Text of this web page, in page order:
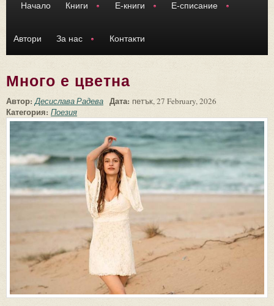
Начало Книги Е-книги Е-списание
Автори За нас Контакти
Много е цветна
Автор:Десислава Радева Дата: петък, 27 February, 2026
Категория: Поезия